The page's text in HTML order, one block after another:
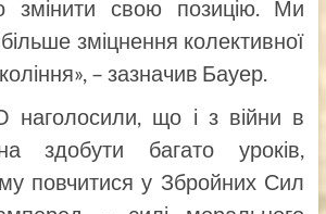
змінити свою позицію. Ми
зміцнення колективної
– зазначив Бауер.
наголосили, що і з війни в
здобути багато уроків,
повчитися у Збройних Сил